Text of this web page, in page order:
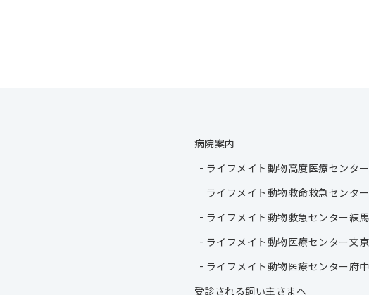
病院案内
ライフメイト動物高度医療センタ
ライフメイト動物救命救急センタ
ライフメイト動物救急センター練馬
ライフメイト動物医療センター文京
ライフメイト動物医療センター府中
受診される飼い主さまへ